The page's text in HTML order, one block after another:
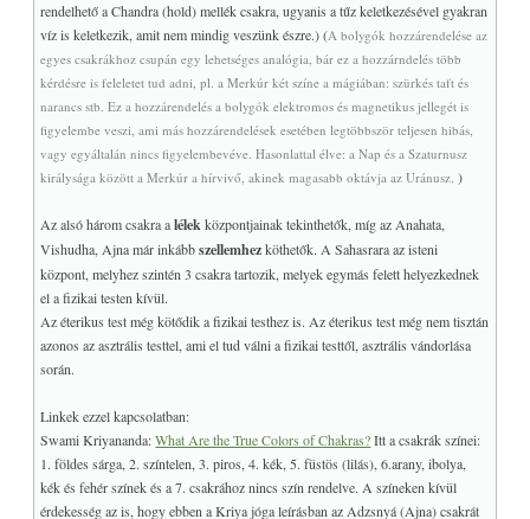
rendelhető a Chandra (hold) mellék csakra, ugyanis a tűz keletkezésével gyakran
víz is keletkezik, amit nem mindig veszünk észre.) (A bolygók hozzárendelése az
egyes csakrákhoz csupán egy lehetséges analógia, bár ez a hozzárndelés több
kérdésre is feleletet tud adni, pl. a Merkúr két színe a mágiában: szürkés taft és
narancs stb. Ez a hozzárendelés a bolygók elektromos és magnetikus jellegét is
figyelembe veszi, ami más hozzárendelések esetében legtöbbször teljesen hibás,
vagy egyáltalán nincs figyelembevéve. Hasonlattal élve: a Nap és a Szaturnusz
királysága között a Merkúr a hírvivő, akinek magasabb oktávja az Uránusz.)
Az alsó három csakra alélekközpontjainak tekinthetők, míg az Anahata,
Vishudha, Ajna már inkábbszellemhezköthetők. A Sahasrara az isteni
központ, melyhez szintén 3 csakra tartozik, melyek egymás felett helyezkednek
el a fizikai testen kívül.
Az éterikus test még kötődik a fizikai testhez is. Az éterikus test még nem tisztán
azonos az asztrális testtel, ami el tud válni a fizikai testtől, asztrális vándorlása
során.
Linkek ezzel kapcsolatban:
Swami Kriyananda:What Are the True Colors of Chakras?Itt a csakrák színei:
1. földes sárga, 2. színtelen, 3. piros, 4. kék, 5. füstös (lilás), 6.arany, ibolya,
kék és fehér színek és a 7. csakrához nincs szín rendelve. A színeken kívül
érdekesség az is, hogy ebben a Kriya jóga leírásban az Adzsnyá (Ajna) csakrát